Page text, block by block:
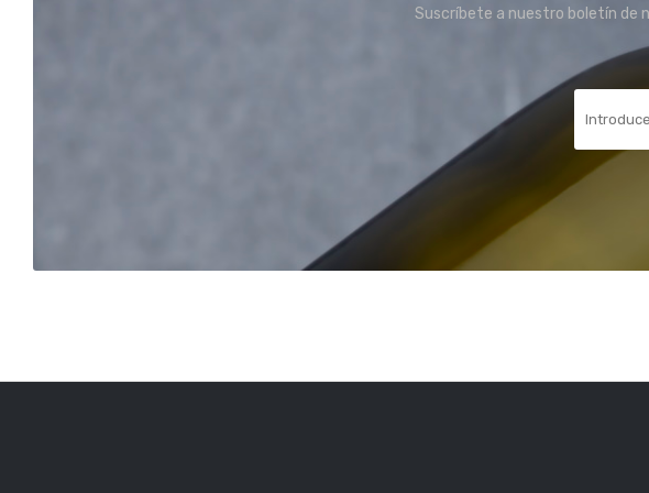
Suscríbete a nuestro boletín de